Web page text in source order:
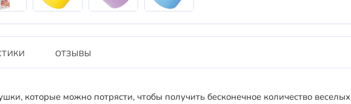
ОТЗЫВЫ
которые можно потрясти, чтобы получить бесконечное количество веселых